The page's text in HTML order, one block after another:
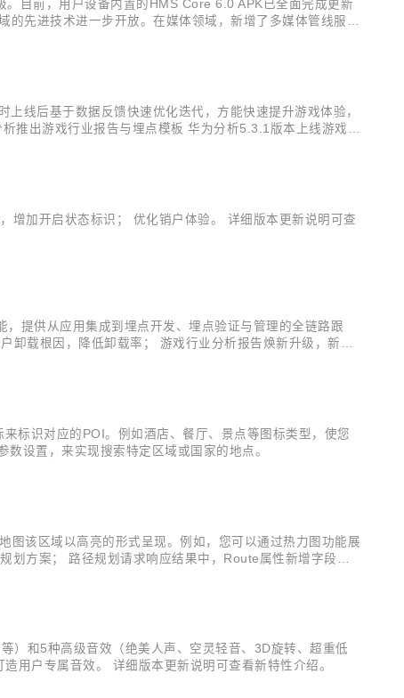
目前，用户设备内置的HMS Core 6.0 APK已全面完成更新
先进技术进一步开放。在媒体领域，新增了多媒体管线服务
线后基于数据反馈快速优化迭代，方能快速提升游戏体验，
推出游戏行业报告与埋点模板 华为分析5.3.1版本上线游戏行
增加开启状态标识； 优化销户体验。 详细版本更新说明可查
提供从应用集成到埋点开发、埋点验证与管理的全链路跟
卸载根因，降低卸载率； 游戏行业分析报告焕新升级，新增
标识对应的POI。例如酒店、餐厅、景点等图标类型，使您
设置，来实现搜索特定区域或国家的地点。
图该区域以高亮的形式呈现。例如，您可以通过热力图功能展
方案； 路径规划请求响应结果中，Route属性新增字段，
）和5种高级音效（绝美人声、空灵轻音、3D旋转、超重低
用户专属音效。 详细版本更新说明可查看新特性介绍。